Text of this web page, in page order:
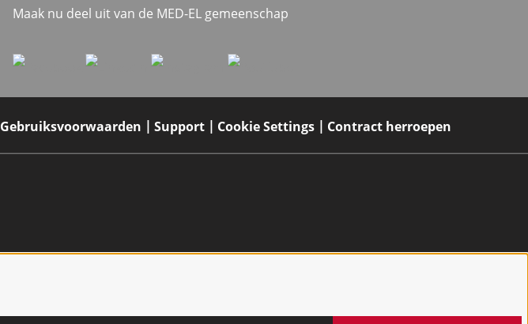
Maak nu deel uit van de MED-EL gemeenschap
Gebruiksvoorwaarden Support Cookie Settings Contract herroepen